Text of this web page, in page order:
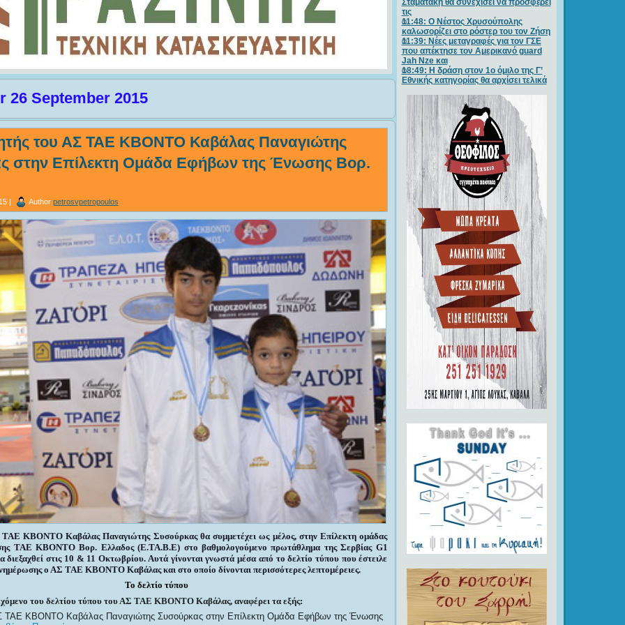
26 September 2015
του ΑΣ ΤΑΕ ΚΒΟΝΤΟ Καβάλας Παναγιώτης
στην Επίλεκτη Ομάδα Εφήβων της Ένωσης Βορ.
| Author petrosvpetropoulos
ΚΒΟΝΤΟ Καβάλας Παναγιώτης Συσούρκας θα συμμετέχει ως μέλος, στην Επίλεκτη ομάδας
ΤΑΕ ΚΒΟΝΤΟ Βορ. Ελλαδος (Ε.ΤΑ.Β.Ε) στο βαθμολογούμενο πρωτάθλημα της Σερβίας G1
στις 10 & 11 Οκτωβρίου. Αυτά γίνονται γνωστά μέσα από το δελτίο τύπου που έστειλε
ο ΑΣ ΤΑΕ ΚΒΟΝΤΟ Καβάλας και στο οποίο δίνονται περισσότερες λεπτομέρειες.
Το δελτίο τύπου
του δελτίου τύπου του ΑΣ ΤΑΕ ΚΒΟΝΤΟ Καβάλας, αναφέρει τα εξής:
ΤΑΕ ΚΒΟΝΤΟ Καβάλας Παναγιώτης Συσούρκας στην Επίλεκτη Ομάδα Εφήβων της Ένωσης
Σταματάκη θα συνεχίσει να προσφέρει
τις
11:48: Ο Νέστος Χρυσούπολης
καλωσορίζει στο ρόστερ του τον Ζήση
11:39: Νέες μεταγραφές για τον ΓΣE
που απέκτησε τον Αμερικανό guard
Jah Nze και
18:49: Η δράση στον 1ο όμιλο της Γ’
Εθνικής κατηγορίας θα αρχίσει τελικά